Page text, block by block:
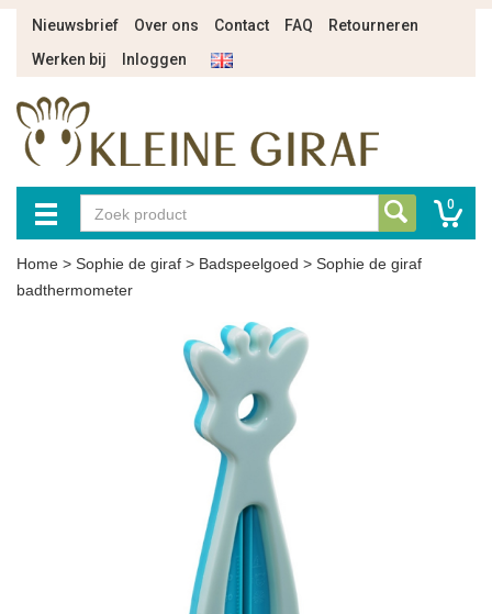
Nieuwsbrief Over ons Contact FAQ
Retourneren
Werken bij
Inloggen
0
Home > Sophie de giraf > Badspeelgoed > Sophie de giraf
badthermometer